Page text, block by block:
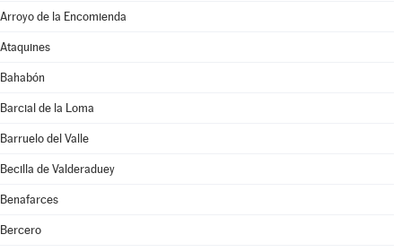
Arroyo de la Encomienda
Ataquines
Bahabón
Barcial de la Loma
Barruelo del Valle
Becilla de Valderaduey
Benafarces
Bercero